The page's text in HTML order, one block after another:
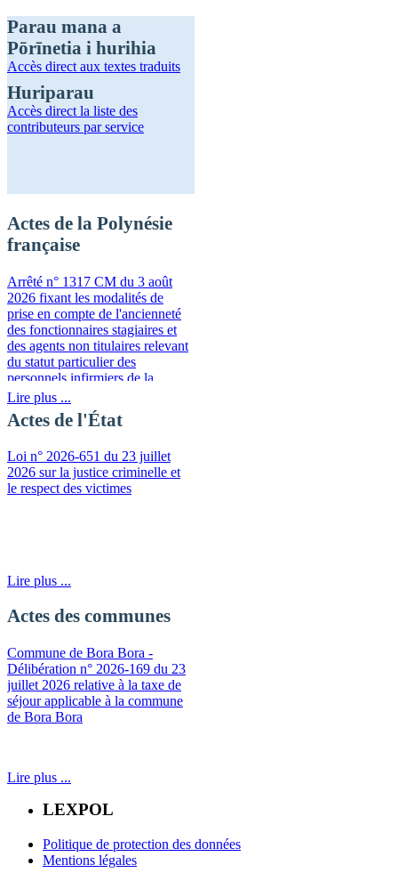
Parau mana a
Pōrīnetia i hurihia
Accès direct aux textes traduits
Huriparau
Accès direct la liste des
contributeurs par service
Actes de la Polynésie
française
Arrêté n° 1317 CM du 3 août
2026 fixant les modalités de
prise en compte de l'ancienneté
des fonctionnaires stagiaires et
des agents non titulaires relevant
du statut particulier des
personnels infirmiers de la
fonction publique de la
Polynésie française
Lire plus ...
Actes de l'État
Loi n° 2026-651 du 23 juillet
2026 sur la justice criminelle et
le respect des victimes
Lire plus ...
Actes des communes
Commune de Bora Bora -
Délibération n° 2026-169 du 23
juillet 2026 relative à la taxe de
séjour applicable à la commune
de Bora Bora
Lire plus ...
LEXPOL
Politique de protection des données
Mentions légales